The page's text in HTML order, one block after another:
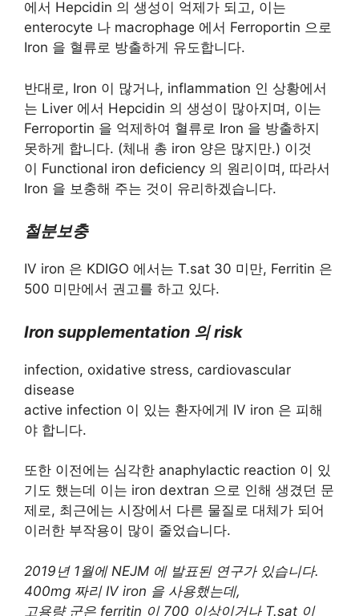
에서 Hepcidin 의 생성이 억제가 되고, 이는
enterocyte 나 macrophage 에서 Ferroportin 으로
Iron 을 혈류로 방출하게 유도합니다.
반대로, Iron 이 많거나, inflammation 인 상황에서
는 Liver 에서 Hepcidin 의 생성이 많아지며, 이는
Ferroportin 을 억제하여 혈류로 Iron 을 방출하지
못하게 합니다. (체내 총 iron 양은 많지만.) 이것
이 Functional iron deficiency 의 원리이며, 따라서
Iron 을 보충해 주는 것이 유리하겠습니다.
철분보충
IV iron 은 KDIGO 에서는 T.sat 30 미만, Ferritin 은
500 미만에서 권고를 하고 있다.
Iron supplementation 의 risk
infection, oxidative stress, cardiovascular
disease
active infection 이 있는 환자에게 IV iron 은 피해
야 합니다.
또한 이전에는 심각한 anaphylactic reaction 이 있
기도 했는데 이는 iron dextran 으로 인해 생겼던 문
제로, 최근에는 시장에서 다른 물질로 대체가 되어
이러한 부작용이 많이 줄었습니다.
2019년 1월에 NEJM 에 발표된 연구가 있습니다.
400mg 짜리 IV iron 을 사용했는데,
고용량 군은 ferritin 이 700 이상이거나 T.sat 이